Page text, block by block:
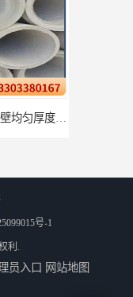
号-1
利.
员入口 网站地图